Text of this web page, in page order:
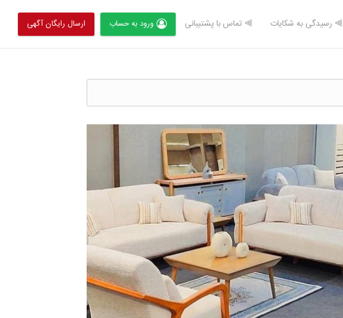
⫸ رسیدگی به شکایات ⫸ تماس با پشتیبانی ورود به حساب ارسال رایگان آگهی